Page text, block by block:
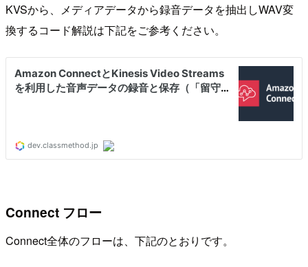
KVSから、メディアデータから録音データを抽出しWAV変
換するコード解説は下記をご参考ください。
Connect フロー
Connect全体のフローは、下記のとおりです。